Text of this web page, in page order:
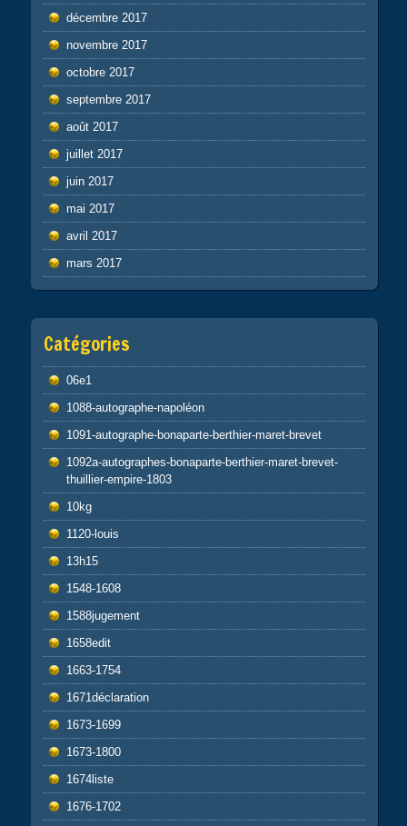
décembre 2017
novembre 2017
octobre 2017
septembre 2017
août 2017
juillet 2017
juin 2017
mai 2017
avril 2017
mars 2017
Catégories
06e1
1088-autographe-napoléon
1091-autographe-bonaparte-berthier-maret-brevet
1092a-autographes-bonaparte-berthier-maret-brevet-
thuillier-empire-1803
10kg
1120-louis
13h15
1548-1608
1588jugement
1658edit
1663-1754
1671déclaration
1673-1699
1673-1800
1674liste
1676-1702